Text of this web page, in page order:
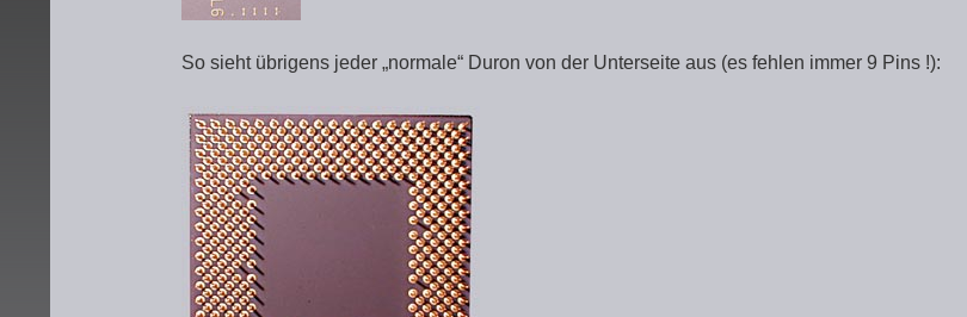
So sieht übrigens jeder „normale“ Duron von der Unterseite aus (es fehlen immer 9 Pins !):